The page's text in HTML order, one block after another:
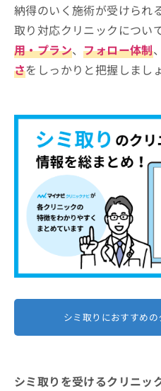
納得のいく施術が受けられ
取り対応クリニックについ
用・プラン、フォロー体制
さをしっかりと把握しまし
シミ取りにおすすめの
シミ取りを受けるクリニッ